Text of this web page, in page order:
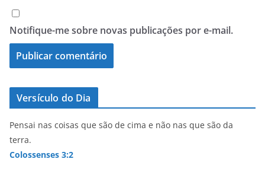
Notifique-me sobre novas publicações por e-mail.
Versículo do Dia
Pensai nas coisas que são de cima e não nas que são da
terra.
Colossenses 3:2